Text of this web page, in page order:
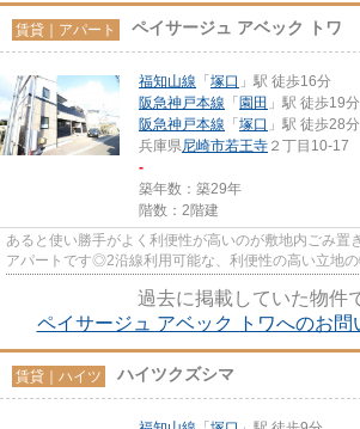
賃貸｜アパート ペイサージュ アベック トワ
福知山線 「 塚口 」駅 徒歩16分
阪急神戸本線 「 園田 」駅 徒歩19分
阪急神戸本線 「 塚口 」駅 徒歩28分
兵庫県尼崎市若王寺 ２丁目10-17
-
築年数：築29年
階数：2階建
あると使い勝手がよく利便性が高いのが敷地内ごみ
アパートです◎2沿線利用可能な、利便性の高い立地
過去に掲載していた物件
ペイサージュ アベック トワへのお問
賃貸｜ハイツ ハイツクズシマ